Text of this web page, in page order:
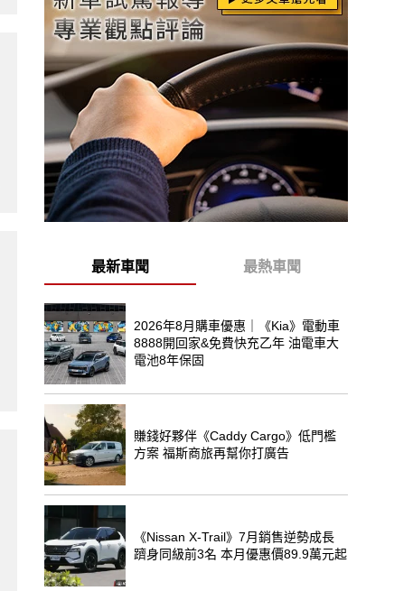
最新車聞 最熱車聞
2026年8月購車優惠｜《Kia》電動車
8888開回家&免費快充乙年 油電車大
電池8年保固
賺錢好夥伴《Caddy Cargo》低門檻
方案 福斯商旅再幫你打廣告
《Nissan X-Trail》7月銷售逆勢成長
躋身同級前3名 本月優惠價89.9萬元起